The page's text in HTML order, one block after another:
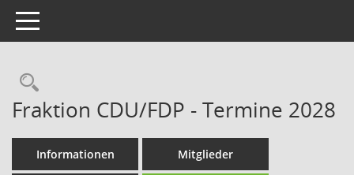
Toggle navigation
Rechercheauswahl
Fraktion CDU/FDP - Termine 2028
Informationen Mitglieder